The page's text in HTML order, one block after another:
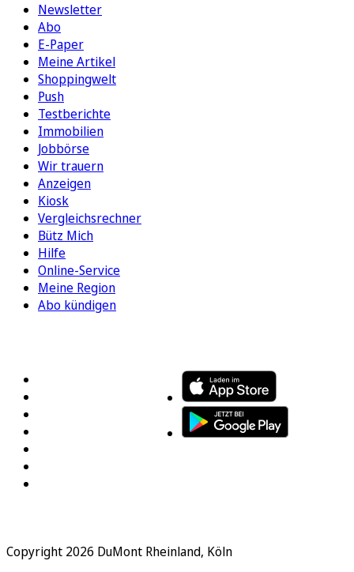
Newsletter
Abo
E-Paper
Meine Artikel
Shoppingwelt
Push
Testberichte
Immobilien
Jobbörse
Wir trauern
Anzeigen
Kiosk
Vergleichsrechner
Bütz Mich
Hilfe
Online-Service
Meine Region
Abo kündigen
Copyright 2026 DuMont Rheinland, Köln